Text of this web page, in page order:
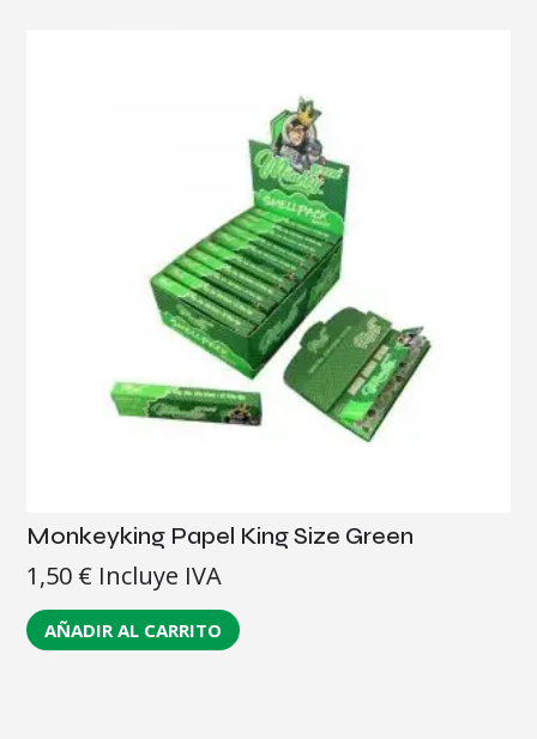
Monkeyking Papel King Size Green
1,50 € Incluye IVA
AÑADIR AL CARRITO